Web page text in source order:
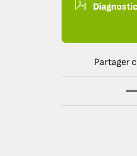
Diagnostic
Partager